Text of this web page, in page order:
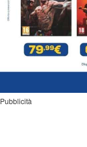
Pubblicità